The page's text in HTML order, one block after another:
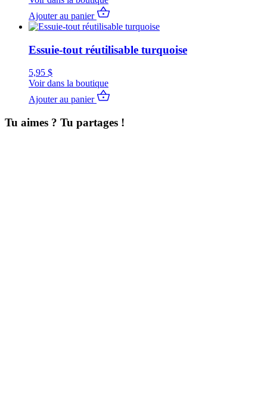
Ajouter au panier
Essuie-tout réutilisable turquoise
5,95 $
Voir dans la boutique
Ajouter au panier
Tu aimes ? Tu partages !